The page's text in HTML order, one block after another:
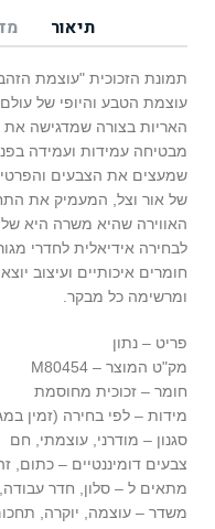
תיאור
תמונת הזכוכית "עוצמת
עוצמת הטבע והיופי של
האריות בצורה שמדגישה
מבטיחה עמידות ועמידה
שמעצים את הצבעים
של אור וצל, המעמיק את
האווירה שהיא משרה היא
לבחירה אידיאלית לחדרי
חומרים איכותיים ועיצוב
ומרשימה כל מבקר.
פריט – נתון
מק"ט המוצר – M80454
חומר – זכוכית מחוסמת
מידות – לפי בחירה (זמין
סגנון – מודרני, עוצמתי, חם
צבעים דומיננטיים – כתום,
מתאים ל – סלון, חדר
משדר – עוצמה, יוקרה,